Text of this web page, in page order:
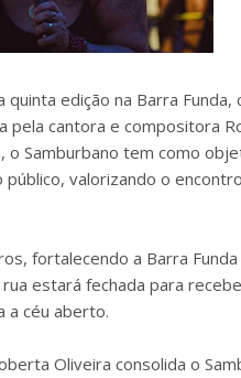
edição na Barra
pela cantora e compositora
o Samburbano tem como
valorizando o
fortalecendo a Barra
estará fechada para
a céu aberto.
Oliveira consolida o